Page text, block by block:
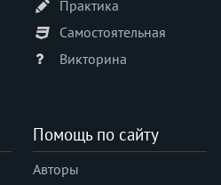
Практика
Самостоятельная
Викторина
Помощь по сайту
Авторы